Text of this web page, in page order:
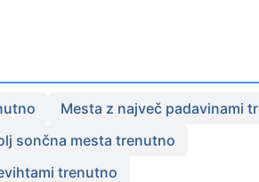
Mesta z največ padavinami
sončna mesta trenutno
trenutno